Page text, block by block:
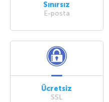
Sınırsız
E-posta
Ücretsiz
SSL